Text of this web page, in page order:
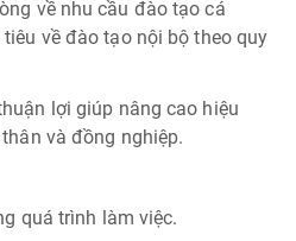
về nhu cầu đào tạo cá
về đào tạo nội bộ theo quy
lợi giúp nâng cao hiệu
và đồng nghiệp.
quá trình làm việc.